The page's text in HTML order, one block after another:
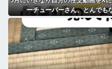
ーチューバーさん、とんでも